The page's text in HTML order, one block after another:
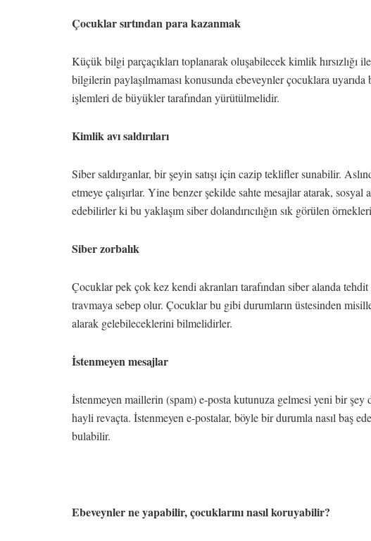
Çocuklar sırtından para kazanmak
Küçük bilgi parçaçıkları toplanarak oluşabilecek kimlik hırsızlığı
bilgilerin paylaşılmaması konusunda ebeveynler çocuklara uyarıda
işlemleri de büyükler tarafından yürütülmelidir.
Kimlik avı saldırıları
Siber saldırganlar, bir şeyin satışı için cazip teklifler sunabilir.
etmeye çalışırlar. Yine benzer şekilde sahte mesajlar atarak,
edebilirler ki bu yaklaşım siber dolandırıcılığın sık görülen
Siber zorbalık
Çocuklar pek çok kez kendi akranları tarafından siber alanda
travmaya sebep olur. Çocuklar bu gibi durumların üstesinden
alarak gelebileceklerini bilmelidirler.
İstenmeyen mesajlar
İstenmeyen maillerin (spam) e-posta kutunuza gelmesi yeni bir
hayli revaçta. İstenmeyen e-postalar, böyle bir durumla nasıl baş
bulabilir.
Ebeveynler ne yapabilir, çocuklarını nasıl koruyabilir?